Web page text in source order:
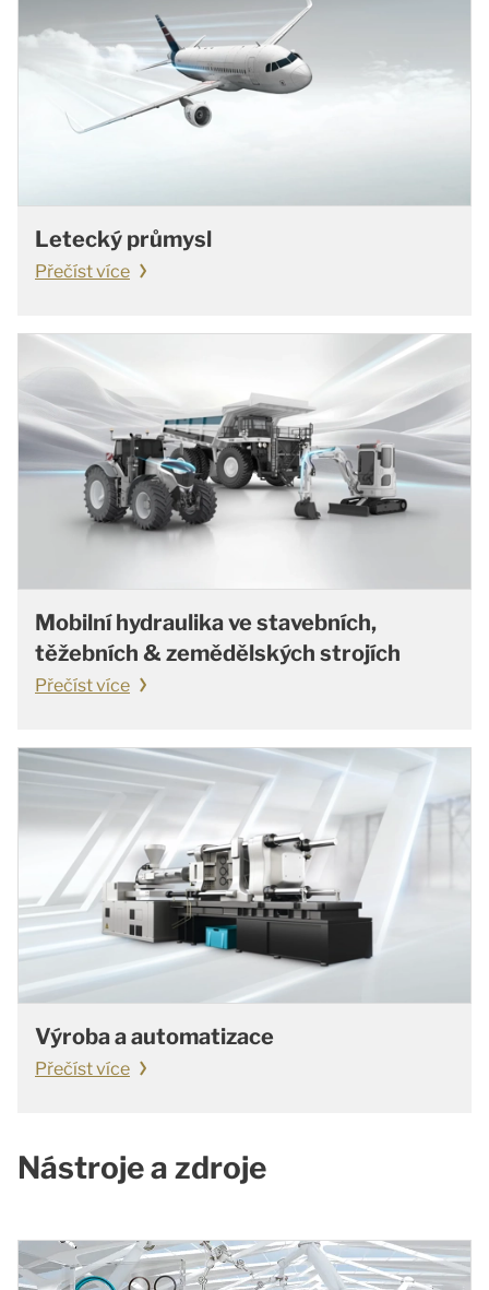
Letecký průmysl
Přečíst více
Mobilní hydraulika ve stavebních,
těžebních & zemědělských strojích
Přečíst více
Výroba a automatizace
Přečíst více
Nástroje a zdroje